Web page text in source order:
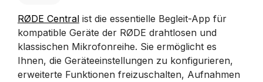
RØDE Central ist die essentielle Begleit-App für
kompatible Geräte der RØDE drahtlosen und
klassischen Mikrofonreihe. Sie ermöglicht es
Ihnen, die Geräteeinstellungen zu konfigurieren,
erweiterte Funktionen freizuschalten, Aufnahmen